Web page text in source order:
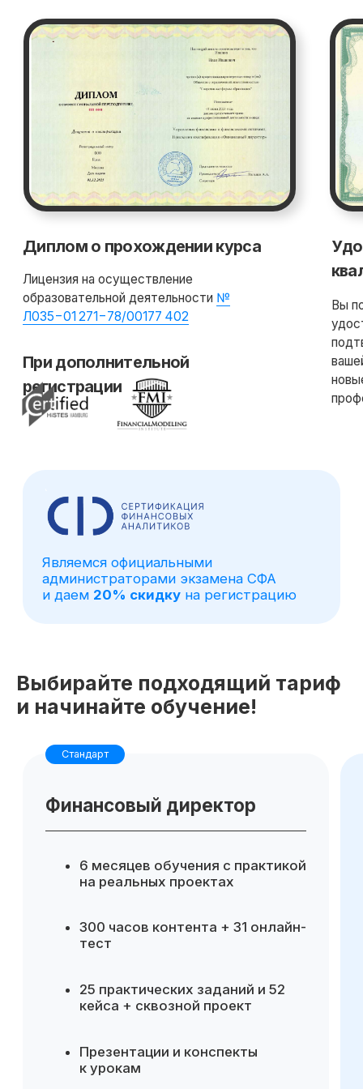
Выбирайте подходящий тариф
и начинайте обучение!
Готовые инструменты для
Повышение эффективности
финансового управления
Возможность делегировать